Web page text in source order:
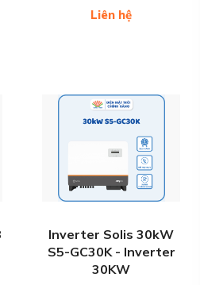
Liên hệ
Inverter Solis 30kW
S5-GC30K - Inverter
30KW